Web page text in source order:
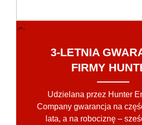
3-LETNIA
FIRMY
Udzielana przez Hunter
Company gwarancja na
lata, a na robociznę –